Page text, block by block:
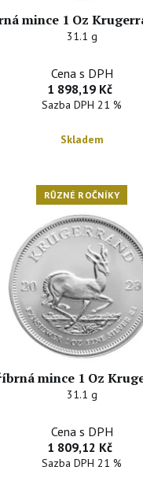
mince 1 Oz
31.1 g
Cena s DPH
1 898,19 Kč
Sazba DPH 21 %
Skladem
RŮZNÉ ROČNÍKY
mince 1 Oz
31.1 g
Cena s DPH
1 809,12 Kč
Sazba DPH 21 %